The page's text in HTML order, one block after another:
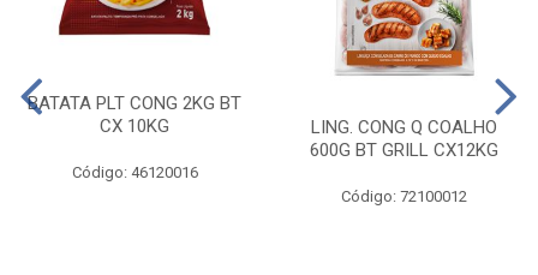
BATATA PLT CONG 2KG BT
CX 10KG
Código: 46120016
LING. CONG Q COALHO
600G BT GRILL CX12KG
Código: 72100012